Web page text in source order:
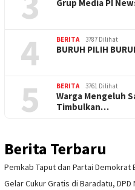
Grup Media PI
4 BERITA 3787 Dilihat
BURUH PILIH
5 BERITA 3761 Dilihat
Warga Mengeluh
Timbulkan…
Berita Terbaru
Pemkab Taput dan Partai
Gelar Cukur Gratis di Baradatu, DPD